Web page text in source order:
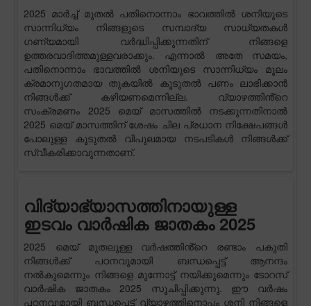
2025 മാർച്ച് മുതൽ പതിനൊന്നാം ഭാവത്തിൽ ശനിയുടെ
സാന്നിധ്യം നിങ്ങളുടെ സമ്പാദ്യ സാധ്യതകൾ
ഗണ്യമായി വർദ്ധിപ്പിക്കുന്നതിന് നിങ്ങളെ
ഉത്തരവാദിത്തമുള്ളവരാക്കും. എന്നാൽ അതേ സമയം,
പതിനൊന്നാം ഭാവത്തിൽ ശനിയുടെ സാന്നിധ്യം മൂലം
ക്രമാനുഗതമായ തുകയിൽ കൂടുതൽ പണം ലാഭിക്കാൻ
നിങ്ങൾക്ക് കഴിയണമെന്നില്ല. വ്യാഴത്തിൻ്റെ
സംക്രമണം 2025 മെയ് മാസത്തിൽ നടക്കുന്നതിനാൽ
2025 മെയ് മാസത്തിന് ശേഷം ചില പ്രധാന നിക്ഷേപങ്ങൾ
പോലുള്ള കൂടുതൽ വിപുലമായ നടപടികൾ നിങ്ങൾക്ക്
സ്വീകരിക്കാവുന്നതാണ്.
വിദ്യാഭ്യാസത്തിനായുള്ള
ഇടവം വാർഷിക ജാതകം 2025
2025 മെയ് മുതലുള്ള വർഷത്തിൻ്റെ രണ്ടാം പകുതി
നിങ്ങൾക്ക് പഠനവുമായി ബന്ധപ്പെട്ട് ആനന്ദം
നൽകുമെന്നും നിങ്ങളെ മുന്നോട്ട് നയിക്കുമെന്നും ടോറസ്
വാർഷിക ജാതകം 2025 സൂചിപ്പിക്കുന്നു. ഈ വർഷം
പഠനവുമായി ബന്ധപ്പെട്ട് വ്യാഴത്തിനൊപ്പം ശനി നിങ്ങളെ